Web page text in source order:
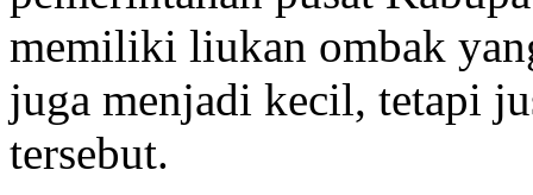
memiliki liukan ombak
juga menjadi kecil, tetapi
tersebut.